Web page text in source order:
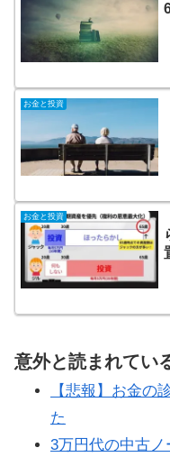
お金と投資
お金と投資
意外と読まれてい
【悲報】お金の
た
3万円代の中古